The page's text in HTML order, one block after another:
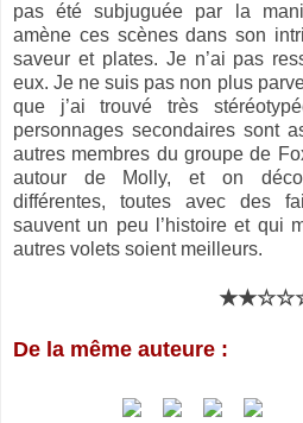
pas été subjuguée par la
amène ces scènes dans son
saveur et plates. Je n’ai pas
eux. Je ne suis pas non plus
que j’ai trouvé très
personnages secondaires sont
autres membres du groupe de
autour de Molly, et on
différentes, toutes avec des
sauvent un peu l’histoire et qui
autres volets soient meilleurs.
De la même auteure :